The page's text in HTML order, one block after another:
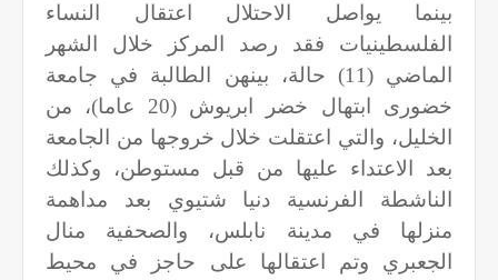
بينما يواصل الاحتلال اعتقال النساء
الفلسطينيات فقد رصد المركز خلال الشهر
الماضي (11) حالة، بينهن الطالبة في جامعة
خضورى ابتهال خضر ابريوش (20 عاما)، من
الخليل، والتي اعتقلت خلال خروجها من الجامعة
بعد الاعتداء عليها من قبل مستوطن، وكذلك
الناشطة الفرنسية دنيا شتيوي بعد مداهمة
منزلها في مدينة نابلس، والصحفية منال
الجعبري وتم اعتقالها على حاجز في محيط